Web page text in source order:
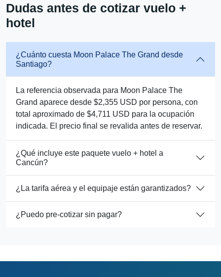
Dudas antes de cotizar vuelo +
hotel
¿Cuánto cuesta Moon Palace The Grand desde
Santiago?
La referencia observada para Moon Palace The
Grand aparece desde $2,355 USD por persona, con
total aproximado de $4,711 USD para la ocupación
indicada. El precio final se revalida antes de reservar.
¿Qué incluye este paquete vuelo + hotel a
Cancún?
¿La tarifa aérea y el equipaje están garantizados?
¿Puedo pre-cotizar sin pagar?